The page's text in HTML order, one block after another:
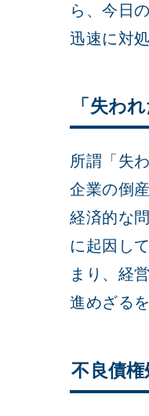
ら、今日
迅速に対
「失わ
所謂「失
企業の倒
経済的な
に起因し
まり、経
進めざる
不良債